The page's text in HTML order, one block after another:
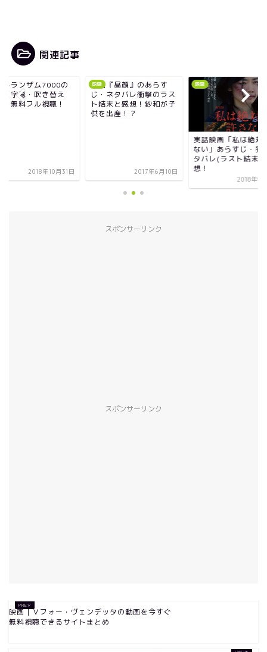
関連記事
トランザム7000の
（字幕・吹き替え
を無料フル視聴！
2018年10月31日
映画
映画『昼顔』のあらす
じ・ネタバレ衝撃のラス
ト結末と感想！紗和が子
供を出産！？
2017年6月10日
映画
実話映画「私は絶対
ない」あらすじ・犯
タバレ(ラスト結末)
想！
2018年9
スポンサーリンク
スポンサーリンク
映画｜Ｖフォー・ヴェンデッタの動画を今すぐ
無料視聴できるサイトまとめ